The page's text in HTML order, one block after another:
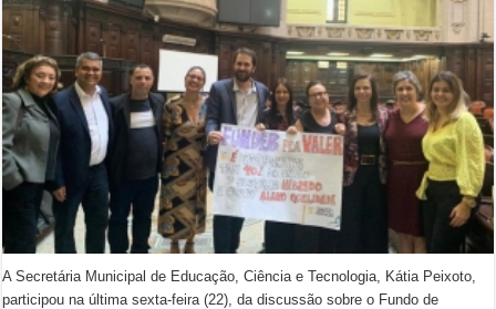
A Secretária Municipal de Educação, Ciência e Tecnologia, Kátia Peixoto,
participou na última sexta-feira (22), da discussão sobre o Fundo de